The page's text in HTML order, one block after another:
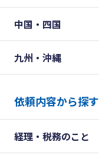
中国・四国
九州・沖縄
依頼内容から探す
経理・税務のこと